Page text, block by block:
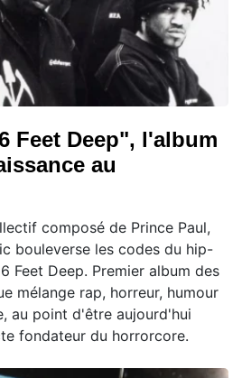
Feet Deep", l'album
au
composé de Prince Paul,
bouleverse les codes du hip-
Feet Deep. Premier album des
mélange rap, horreur, humour
au point d'être aujourd'hui
fondateur du horrorcore.